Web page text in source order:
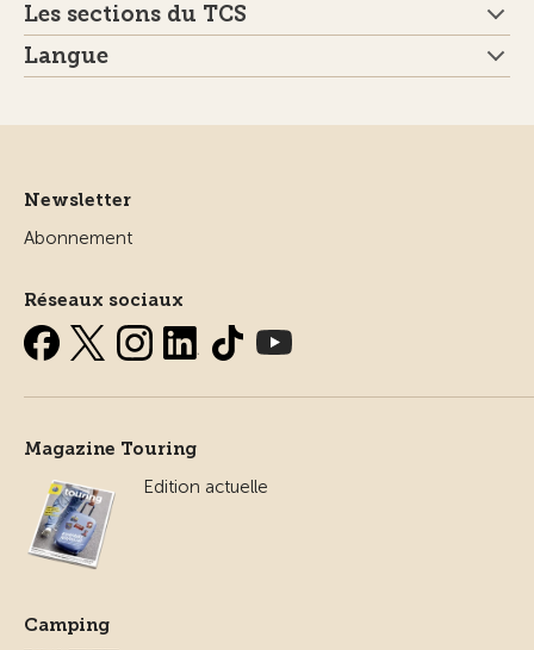
Les sections du TCS
Langue
Newsletter
Abonnement
Réseaux sociaux
Magazine Touring
Edition actuelle
Camping